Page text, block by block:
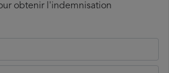
obtenir l'indemnisation